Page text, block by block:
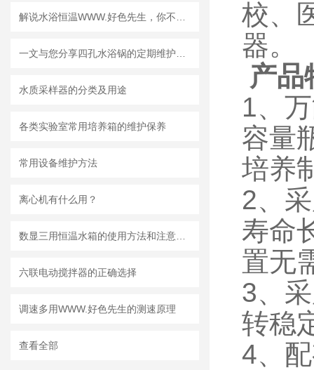
水质采样器的分类及用途
各类实验室常用培养箱的维护保养
常用设备维护方法
离心机有什么用？
六联电动搅拌器的正确选择
调速多用WWW.好色先生的测速原理
查看全部
校
器。
产品
1
容量
培养制
2
寿命
置无需
3
转稳定
4